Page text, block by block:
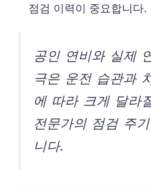
점검 이력이 중요합니다.
공인 연비와 실제
극은 운전 습관과
에 따라 크게 달라
전문가의 점검 주
니다.